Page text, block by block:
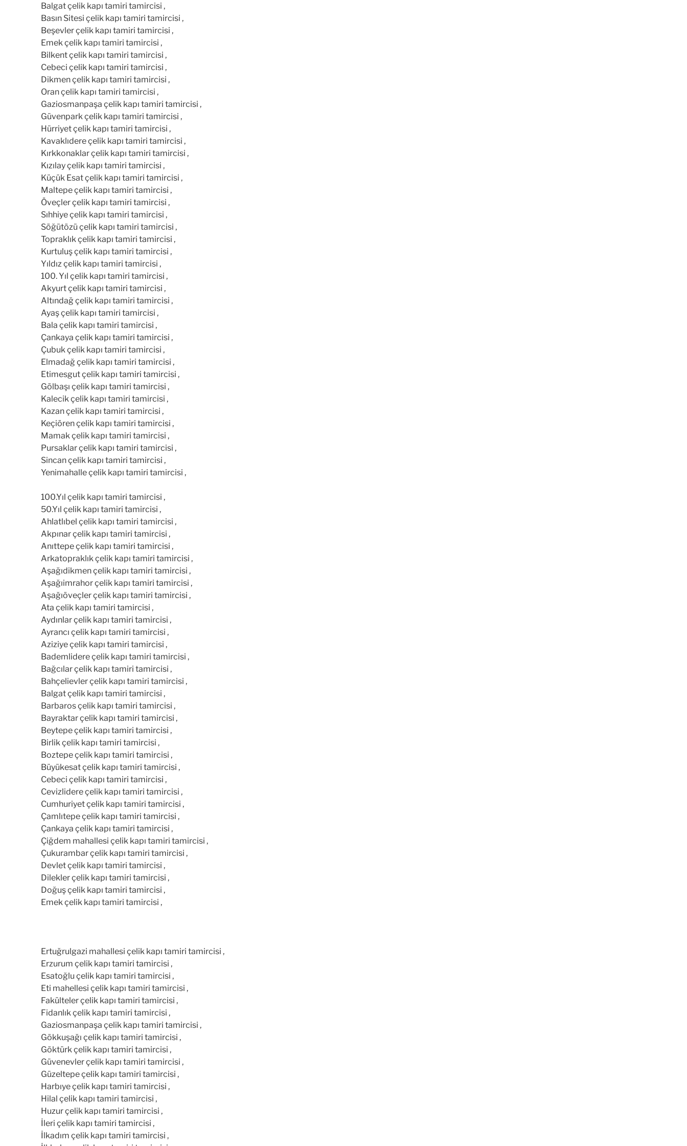
Balgat çelik kapı tamiri tamircisi ,
Basın Sitesi çelik kapı tamiri tamircisi ,
Beşevler çelik kapı tamiri tamircisi ,
Emek çelik kapı tamiri tamircisi ,
Bilkent çelik kapı tamiri tamircisi ,
Cebeci çelik kapı tamiri tamircisi ,
Dikmen çelik kapı tamiri tamircisi ,
Oran çelik kapı tamiri tamircisi ,
Gaziosmanpaşa çelik kapı tamiri tamircisi ,
Güvenpark çelik kapı tamiri tamircisi ,
Hürriyet çelik kapı tamiri tamircisi ,
Kavaklıdere çelik kapı tamiri tamircisi ,
Kırkkonaklar çelik kapı tamiri tamircisi ,
Kızılay çelik kapı tamiri tamircisi ,
Küçük Esat çelik kapı tamiri tamircisi ,
Maltepe çelik kapı tamiri tamircisi ,
Öveçler çelik kapı tamiri tamircisi ,
Sıhhiye çelik kapı tamiri tamircisi ,
Söğütözü çelik kapı tamiri tamircisi ,
Topraklık çelik kapı tamiri tamircisi ,
Kurtuluş çelik kapı tamiri tamircisi ,
Yıldız çelik kapı tamiri tamircisi ,
100. Yıl çelik kapı tamiri tamircisi ,
Akyurt çelik kapı tamiri tamircisi ,
Altındağ çelik kapı tamiri tamircisi ,
Ayaş çelik kapı tamiri tamircisi ,
Bala çelik kapı tamiri tamircisi ,
Çankaya çelik kapı tamiri tamircisi ,
Çubuk çelik kapı tamiri tamircisi ,
Elmadağ çelik kapı tamiri tamircisi ,
Etimesgut çelik kapı tamiri tamircisi ,
Gölbaşı çelik kapı tamiri tamircisi ,
Kalecik çelik kapı tamiri tamircisi ,
Kazan çelik kapı tamiri tamircisi ,
Keçiören çelik kapı tamiri tamircisi ,
Mamak çelik kapı tamiri tamircisi ,
Pursaklar çelik kapı tamiri tamircisi ,
Sincan çelik kapı tamiri tamircisi ,
Yenimahalle çelik kapı tamiri tamircisi ,
100.Yıl çelik kapı tamiri tamircisi ,
50.Yıl çelik kapı tamiri tamircisi ,
Ahlatlıbel çelik kapı tamiri tamircisi ,
Akpınar çelik kapı tamiri tamircisi ,
Anıttepe çelik kapı tamiri tamircisi ,
Arkatopraklık çelik kapı tamiri tamircisi ,
Aşağıdikmen çelik kapı tamiri tamircisi ,
Aşağıimrahor çelik kapı tamiri tamircisi ,
Aşağıöveçler çelik kapı tamiri tamircisi ,
Ata çelik kapı tamiri tamircisi ,
Aydınlar çelik kapı tamiri tamircisi ,
Ayrancı çelik kapı tamiri tamircisi ,
Aziziye çelik kapı tamiri tamircisi ,
Bademlidere çelik kapı tamiri tamircisi ,
Bağcılar çelik kapı tamiri tamircisi ,
Bahçelievler çelik kapı tamiri tamircisi ,
Balgat çelik kapı tamiri tamircisi ,
Barbaros çelik kapı tamiri tamircisi ,
Bayraktar çelik kapı tamiri tamircisi ,
Beytepe çelik kapı tamiri tamircisi ,
Birlik çelik kapı tamiri tamircisi ,
Boztepe çelik kapı tamiri tamircisi ,
Büyükesat çelik kapı tamiri tamircisi ,
Cebeci çelik kapı tamiri tamircisi ,
Cevizlidere çelik kapı tamiri tamircisi ,
Cumhuriyet çelik kapı tamiri tamircisi ,
Çamlıtepe çelik kapı tamiri tamircisi ,
Çankaya çelik kapı tamiri tamircisi ,
Çiğdem mahallesi çelik kapı tamiri tamircisi ,
Çukurambar çelik kapı tamiri tamircisi ,
Devlet çelik kapı tamiri tamircisi ,
Dilekler çelik kapı tamiri tamircisi ,
Doğuş çelik kapı tamiri tamircisi ,
Emek çelik kapı tamiri tamircisi ,
Ertuğrulgazi mahallesi çelik kapı tamiri tamircisi ,
Erzurum çelik kapı tamiri tamircisi ,
Esatoğlu çelik kapı tamiri tamircisi ,
Eti mahellesi çelik kapı tamiri tamircisi ,
Fakülteler çelik kapı tamiri tamircisi ,
Fidanlık çelik kapı tamiri tamircisi ,
Gaziosmanpaşa çelik kapı tamiri tamircisi ,
Gökkuşağı çelik kapı tamiri tamircisi ,
Göktürk çelik kapı tamiri tamircisi ,
Güvenevler çelik kapı tamiri tamircisi ,
Güzeltepe çelik kapı tamiri tamircisi ,
Harbıye çelik kapı tamiri tamircisi ,
Hilal çelik kapı tamiri tamircisi ,
Huzur çelik kapı tamiri tamircisi ,
İleri çelik kapı tamiri tamircisi ,
İlkadım çelik kapı tamiri tamircisi ,